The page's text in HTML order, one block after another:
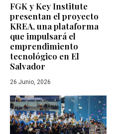
FGK y Key Institute
presentan el proyecto
KREA, una plataforma
que impulsará el
emprendimiento
tecnológico en El
Salvador
26 Junio, 2026